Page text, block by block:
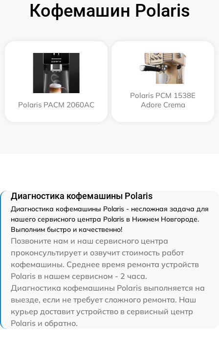
Кофемашин Polaris
Polaris PACM 2060AC
Polaris PCM 1538E
Adore Crema
Диагностика кофемашины Polaris
Диагностика кофемашины Polaris - несложная задача для
нашего сервисного центра Polaris в Нижнем Новгороде.
Выполним быстро и качественно!
Позвоните нам и наш сервисного центра
проконсультирует и озвучит стоимость работ
кофемашины. Среднее время ремонта устройств
Polaris в нашем сервисном - 2 часа.
Диагностика кофемашины Polaris выполняется на
выезде, если не требует сложного ремонта. Наш
курьер доставит устройство в сервисный центр
Polaris и обратно.